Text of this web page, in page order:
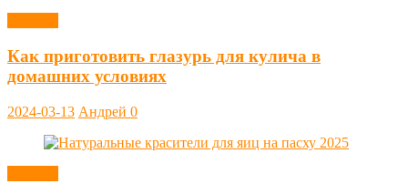
Как приготовить глазурь для кулича в
домашних условиях
2024-03-13 Андрей 0